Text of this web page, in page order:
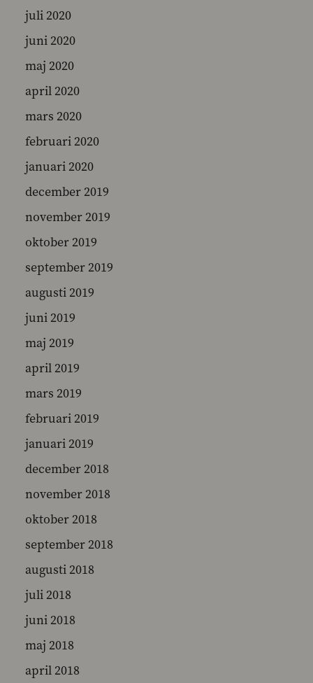
juli 2020
juni 2020
maj 2020
april 2020
mars 2020
februari 2020
januari 2020
december 2019
november 2019
oktober 2019
september 2019
augusti 2019
juni 2019
maj 2019
april 2019
mars 2019
februari 2019
januari 2019
december 2018
november 2018
oktober 2018
september 2018
augusti 2018
juli 2018
juni 2018
maj 2018
april 2018